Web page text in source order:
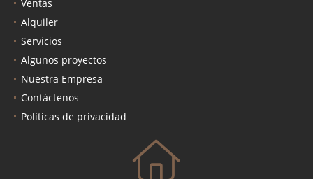
Ventas
Alquiler
Servicios
Algunos proyectos
Nuestra Empresa
Contáctenos
Políticas de privacidad